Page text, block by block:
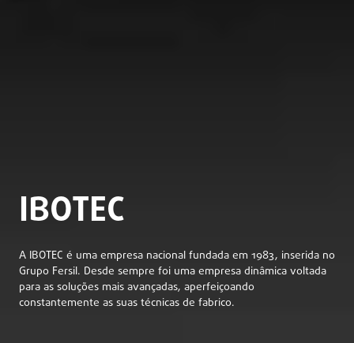
IBOTEC
A IBOTEC é uma empresa nacional fundada em 1983, inserida no
Grupo Fersil. Desde sempre foi uma empresa dinâmica voltada
para as soluções mais avançadas, aperfeiçoando
constantemente as suas técnicas de fabrico.